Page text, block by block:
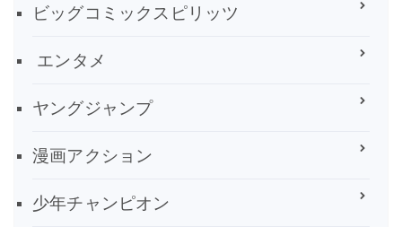
ビッグコミックスピリッツ
エンタメ
ヤングジャンプ
漫画アクション
少年チャンピオン